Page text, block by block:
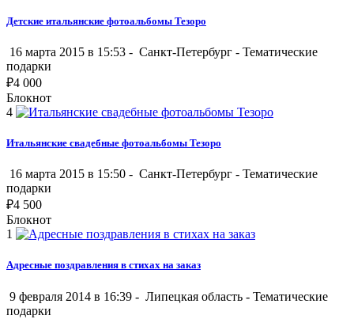
Детские итальянские фотоальбомы Тезоро
16 марта 2015 в 15:53 - Санкт-Петербург - Тематические
подарки
₽4 000
Блокнот
4
Итальянские свадебные фотоальбомы Тезоро
16 марта 2015 в 15:50 - Санкт-Петербург - Тематические
подарки
₽4 500
Блокнот
1
Адресные поздравления в стихах на заказ
9 февраля 2014 в 16:39 - Липецкая область - Тематические
подарки